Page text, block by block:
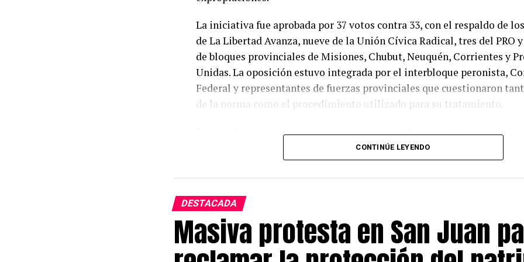
La iniciativa fue aprobada por 37 votos contra 33, con el respaldo de
de La Libertad Avanza, nueve de la Unión Cívica Radical, tres del PRO
de bloques provinciales de Misiones, Chubut, Neuquén, Corrientes y
Unidas. La oposición estuvo integrada por el interbloque peronista,
Federal y representantes de fuerzas provinciales que cuestionaron
de la norma como el procedimiento utilizado para su tratamiento.
El texto finalmente sancionado incorpora cambios significativos en el
protección de la propiedad privada. Entre sus principales disposiciones
procedimiento sumarísimo para acelerar los desalojos en casos de
ilegales y limita las posibilidades de expropiación por parte del
argumento de reducir la litigiosidad y brindar mayor seguridad jurídica
propietarios.
Las mayores concesiones del oficialismo estuvieron vinculadas a los
generaron resistencia entre gobernadores y bloques dialoguistas.
CONTINÚE LEYENDO
DESTACADA
Masiva protesta en San Juan